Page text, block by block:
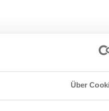
Über
und